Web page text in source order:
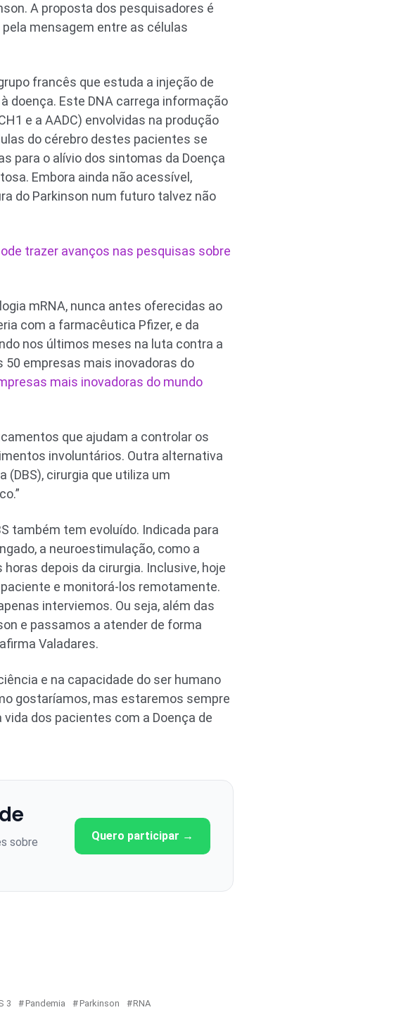
A proposta dos pesquisadores é
mensagem entre as células
francês que estuda a injeção de
doença. Este DNA carrega informação
e a AADC) envolvidas na produção
do cérebro destes pacientes se
para o alívio dos sintomas da Doença
Embora ainda não acessível,
do Parkinson num futuro talvez não
trazer avanços nas pesquisas sobre
mRNA, nunca antes oferecidas ao
com a farmacêutica Pfizer, e da
nos últimos meses na luta contra a
50 empresas mais inovadoras do
mais inovadoras do mundo
que ajudam a controlar os
involuntários. Outra alternativa
(DBS), cirurgia que utiliza um
também tem evoluído. Indicada para
a neuroestimulação, como a
depois da cirurgia. Inclusive, hoje
e monitorá-los remotamente.
interviemos. Ou seja, além das
e passamos a atender de forma
Valadares.
e na capacidade do ser humano
gostaríamos, mas estaremos sempre
dos pacientes com a Doença de
sobre
Quero participar →
3 Pandemia Parkinson RNA